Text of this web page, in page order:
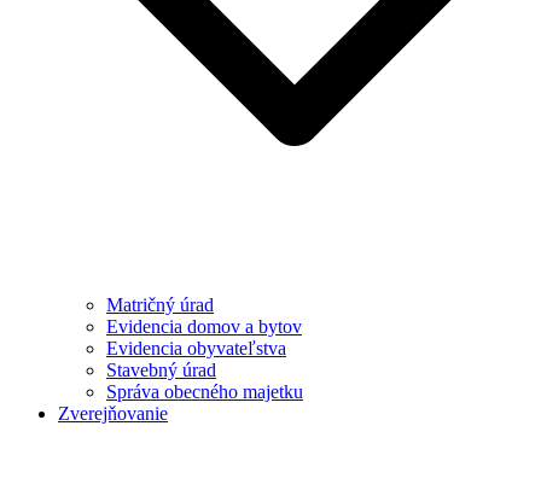
Matričný úrad
Evidencia domov a bytov
Evidencia obyvateľstva
Stavebný úrad
Správa obecného majetku
Zverejňovanie